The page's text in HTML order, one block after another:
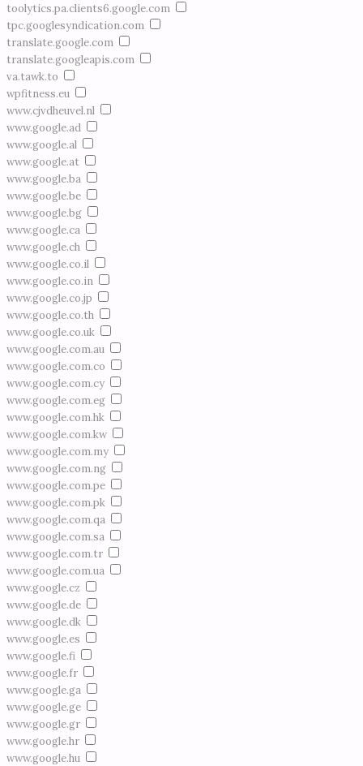
toolytics.pa.clients6.google.com
tpc.googlesyndication.com
translate.google.com
translate.googleapis.com
va.tawk.to
wpfitness.eu
www.cjvdheuvel.nl
www.google.ad
www.google.al
www.google.at
www.google.ba
www.google.be
www.google.bg
www.google.ca
www.google.ch
www.google.co.il
www.google.co.in
www.google.co.jp
www.google.co.th
www.google.co.uk
www.google.com.au
www.google.com.co
www.google.com.cy
www.google.com.eg
www.google.com.hk
www.google.com.kw
www.google.com.my
www.google.com.ng
www.google.com.pe
www.google.com.pk
www.google.com.qa
www.google.com.sa
www.google.com.tr
www.google.com.ua
www.google.cz
www.google.de
www.google.dk
www.google.es
www.google.fi
www.google.fr
www.google.ga
www.google.ge
www.google.gr
www.google.hr
www.google.hu